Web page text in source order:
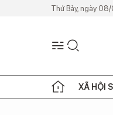
Thứ Bảy, ngày
XÃ HỘI